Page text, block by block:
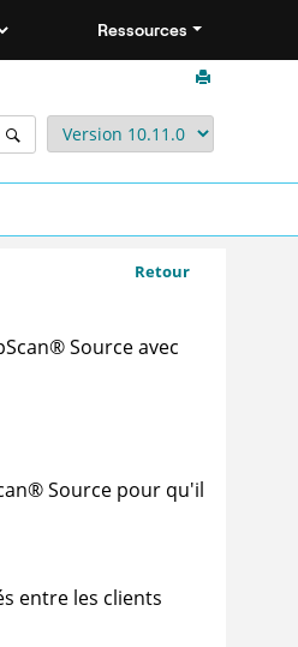
Ressources
Retour
®Sourceavec
®Sourcepour qu'il
entre les clients